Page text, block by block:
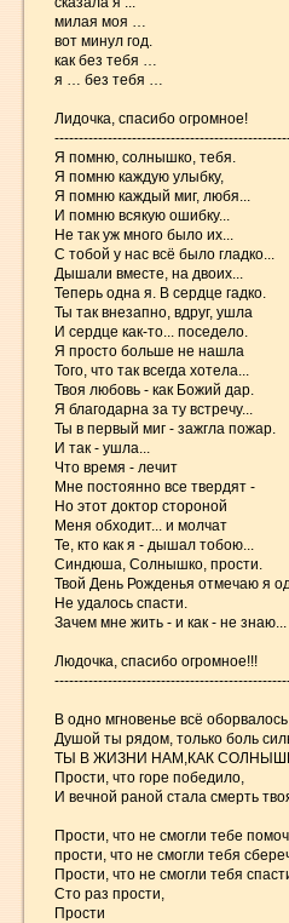
милая моя …
вот минул год.
как без тебя …
я … без тебя …
Лидочка, спасибо огромное!
Я помню, солнышко, тебя.
Я помню каждую улыбку,
Я помню каждый миг, любя...
И помню всякую ошибку...
Не так уж много было их...
С тобой у нас всё было гладко...
Дышали вместе, на двоих...
Теперь одна я. В сердце гадко.
Ты так внезапно, вдруг, ушла
И сердце как-то... поседело.
Я просто больше не нашла
Того, что так всегда хотела...
Твоя любовь - как Божий дар.
Я благодарна за ту встречу...
Ты в первый миг - зажгла пожар.
И так - ушла...
Что время - лечит
Мне постоянно все твердят -
Но этот доктор стороной
Меня обходит... и молчат
Те, кто как я - дышал тобою...
Синдюша, Солнышко, прости.
Твой День Рожденья отмечаю я
Не удалось спасти.
Зачем мне жить - и как - не знаю...
Людочка, спасибо огромное!!!
В одно мгновенье всё
Душой ты рядом, только боль
ТЫ В ЖИЗНИ НАМ,КАК
Прости, что горе победило,
И вечной раной стала смерть
Прости, что не смогли тебе
прости, что не смогли тебя
Прости, что не смогли тебя
Сто раз прости,
Прости